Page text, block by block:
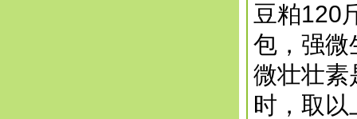
豆粕120
包，强微
微壮壮素
时，取